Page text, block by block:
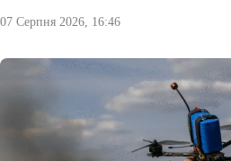
07 Серпня 2026, 16:46